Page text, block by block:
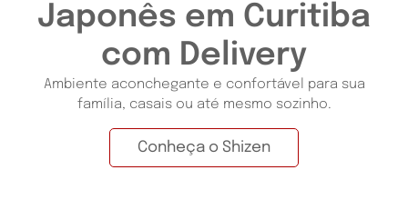
Japonês em Curitiba
com Delivery
Ambiente aconchegante e confortável para sua
família, casais ou até mesmo sozinho.
Conheça o Shizen